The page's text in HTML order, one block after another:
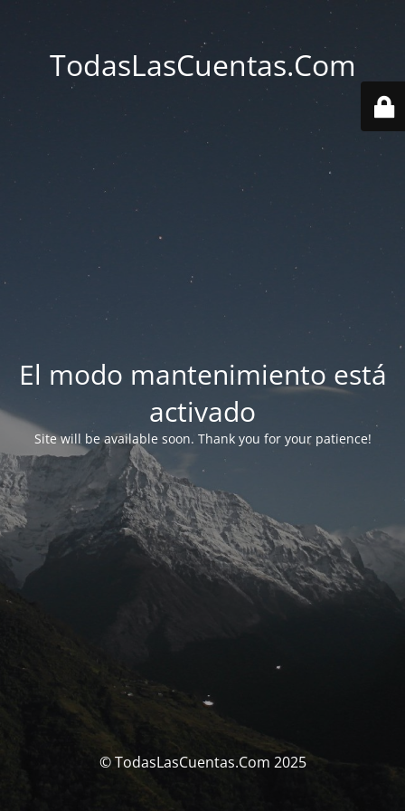
TodasLasCuentas.Com
El modo mantenimiento está
activado
Site will be available soon. Thank you for your patience!
© TodasLasCuentas.Com 2025